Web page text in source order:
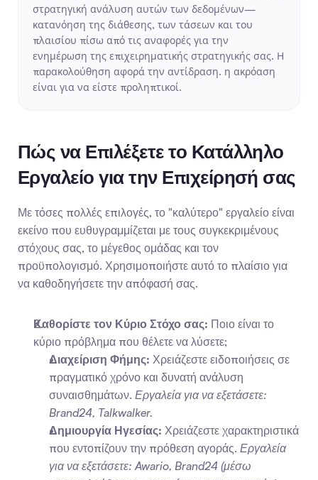
στρατηγική ανάλυση αυτών των δεδομένων—
κατανόηση της διάθεσης, των τάσεων και του
πλαισίου πίσω από τις αναφορές για την
ενημέρωση της επιχειρηματικής στρατηγικής σας. Η
παρακολούθηση αφορά την αντίδραση. η ακρόαση
είναι για να είστε προληπτικοί.
Πώς να Επιλέξετε το Κατάλληλο
Εργαλείο για την Επιχείρησή σας
Με τόσες πολλές επιλογές, το "καλύτερο" εργαλείο είναι
εκείνο που ευθυγραμμίζεται με τους συγκεκριμένους
στόχους σας, το μέγεθος ομάδας και τον
προϋπολογισμό. Χρησιμοποιήστε αυτό το πλαίσιο για
να καθοδηγήσετε την απόφασή σας.
Καθορίστε τον Κύριο Στόχο σας: Ποιο είναι το
κύριο πρόβλημα που θέλετε να λύσετε;
Διαχείριση Φήμης: Χρειάζεστε ειδοποιήσεις σε
πραγματικό χρόνο και δυνατή ανάλυση
συναισθημάτων. Εργαλεία για να εξετάσετε:
Brand24, Talkwalker.
Δημιουργία Ηγεσίας: Χρειάζεστε χαρακτηριστικά
που εντοπίζουν την πρόθεση αγοράς. Εργαλεία
για να εξετάσετε: Awario, Brand24 (μέσω